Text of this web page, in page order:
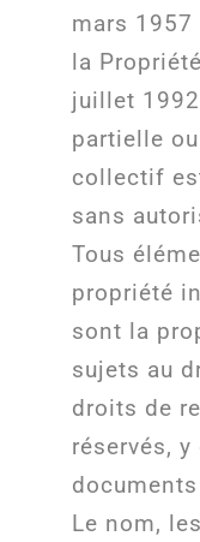
mars 1957
la
juillet
partielle
collectif
sans
Tous
propriété
sont la
sujets au
droits de
réservés,
Le nom,